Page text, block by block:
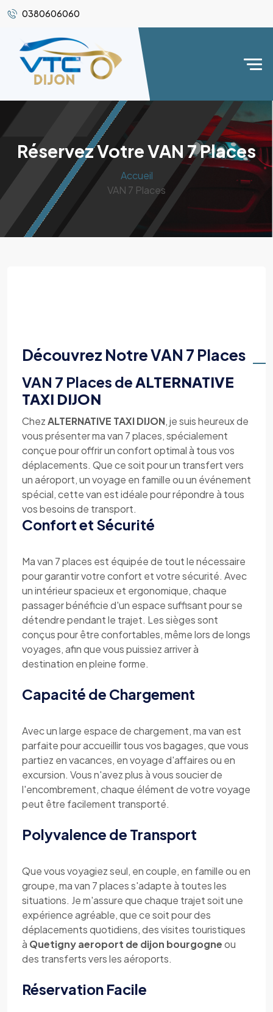
0380606060
Réservez Votre VAN 7 Places
Accueil
VAN 7 Places
Découvrez Notre VAN 7 Places
VAN 7 Places deALTERNATIVE
TAXI DIJON
ChezALTERNATIVE TAXI DIJON, je suis heureux de
vous présenter ma van 7 places, spécialement
conçue pour offrir un confort optimal à tous vos
déplacements. Que ce soit pour un transfert vers
un aéroport, un voyage en famille ou un événement
spécial, cette van est idéale pour répondre à tous
vos besoins de transport.
Confort et Sécurité
Ma van 7 places est équipée de tout le nécessaire
pour garantir votre confort et votre sécurité. Avec
un intérieur spacieux et ergonomique, chaque
passager bénéficie d'un espace suffisant pour se
détendre pendant le trajet. Les sièges sont
conçus pour être confortables, même lors de longs
voyages, afin que vous puissiez arriver à
destination en pleine forme.
Capacité de Chargement
Avec un large espace de chargement, ma van est
parfaite pour accueillir tous vos bagages, que vous
partiez en vacances, en voyage d'affaires ou en
excursion. Vous n'avez plus à vous soucier de
l'encombrement, chaque élément de votre voyage
peut être facilement transporté.
Polyvalence de Transport
Que vous voyagiez seul, en couple, en famille ou en
groupe, ma van 7 places s'adapte à toutes les
situations. Je m'assure que chaque trajet soit une
expérience agréable, que ce soit pour des
déplacements quotidiens, des visites touristiques
à Quetigny aeroport de dijon bourgogneou
des transferts vers les aéroports.
Réservation Facile